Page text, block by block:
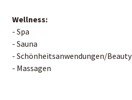
Wellness:
- Spa
- Sauna
- Schönheitsanwendungen/Beauty
- Massagen